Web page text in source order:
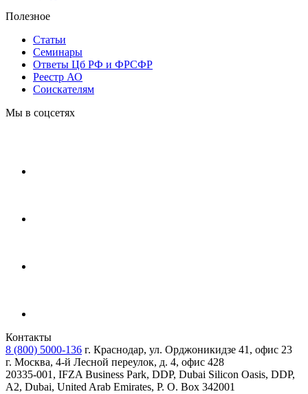
Полезное
Статьи
Cеминары
Ответы Цб РФ и ФРСФР
Реестр АО
Соискателям
Мы в соцсетях
Контакты
8 (800) 5000-136 г. Краснодар, ул. Орджоникидзе 41, офис 23
г. Москва, 4-й Лесной переулок, д. 4, офис 428
20335-001, IFZA Business Park, DDP, Dubai Silicon Oasis, DDP,
A2, Dubai, United Arab Emirates, P. O. Box 342001